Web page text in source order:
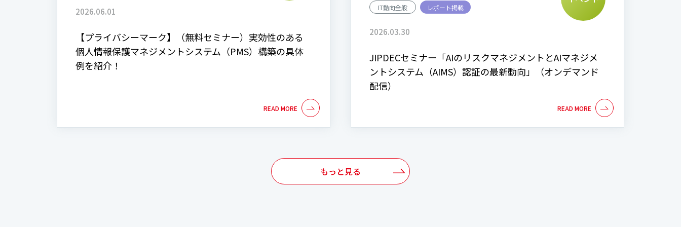
2026.06.01
【プライバシーマーク】（無料セミナー）実効性のある
個人情報保護マネジメントシステム（PMS）構築の具体
例を紹介！
IT動向全般 レポート掲載
2026.03.30
JIPDECセミナー「AIのリスクマネジメントとAIマネジメ
ントシステム（AIMS）認証の最新動向」（オンデマンド
配信）
もっと見る